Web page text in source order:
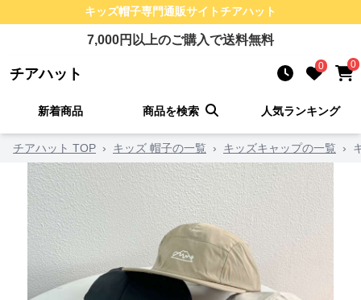
キッズ帽子専門通販サイトチアハット
7,000円以上のご購入で送料無料
チアハット 0 0
新着商品 商品を検索 人気ランキング
チアハット TOP › キッズ 帽子の一覧 › キッズキャップの一覧 ›